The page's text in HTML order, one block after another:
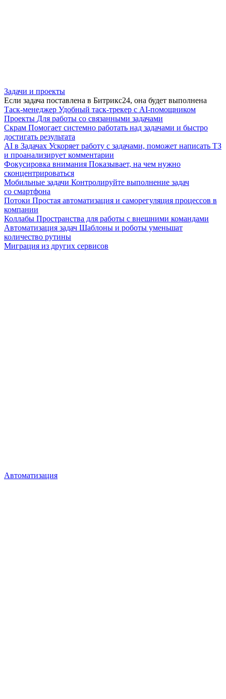
Задачи и проекты
Если задача поставлена в Битрикс24, она будет выполнена
Таск-менеджер Удобный таск-трекер с AI-помощником
Проекты Для работы со связанными задачами
Скрам Помогает системно работать над задачами и быстро
достигать результата
AI в Задачах Ускоряет работу с задачами, поможет написать ТЗ
и проанализирует комментарии
Фокусировка внимания Показывает, на чем нужно
сконцентрироваться
Мобильные задачи Контролируйте выполнение задач
со смартфона
Потоки Простая автоматизация и саморегуляция процессов в
компании
Коллабы Пространства для работы с внешними командами
Автоматизация задач Шаблоны и роботы уменьшат
количество рутины
Миграция из других сервисов
Автоматизация